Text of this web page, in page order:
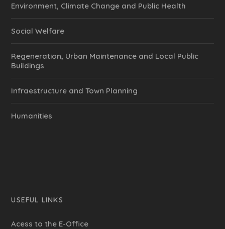
Environment, Climate Change and Public Health
Social Welfare
Regeneration, Urban Maintenance and Local Public
Buildings
Infraestructure and Town Planning
Humanities
USEFUL LINKS
Acess to the E-Office